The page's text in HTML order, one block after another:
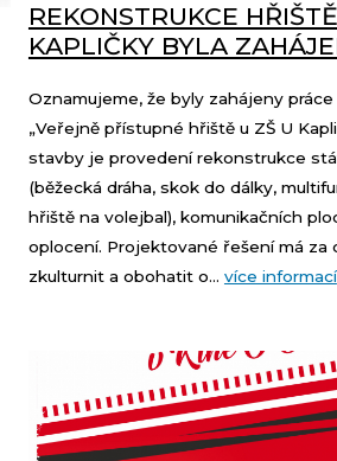
REKONSTRUKCE
KAPLIČKY BYLA
Oznamujeme, že byly zahájeny
„Veřejně přístupné hřiště u ZŠ U
stavby je provedení rekonstrukce
(běžecká dráha, skok do dálky,
hřiště na volejbal), komunikačních
oplocení. Projektované řešení má za
zkulturnit a obohatit o... více informací